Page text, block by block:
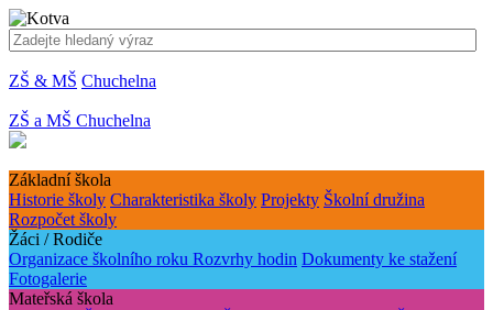
ZŠ & MŠ Chuchelna
ZŠ a MŠ Chuchelna
Základní škola
Historie školy Charakteristika školy Projekty Školní družina
Rozpočet školy
Žáci / Rodiče
Organizace školního roku Rozvrhy hodin Dokumenty ke stažení
Fotogalerie
Mateřská škola